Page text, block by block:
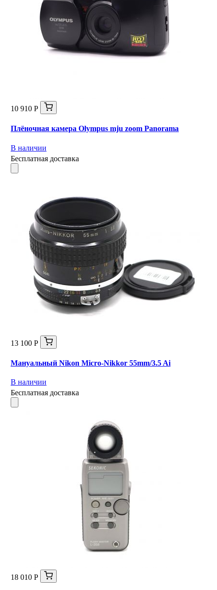
10 910 Р
Плёночная камера Olympus mju zoom Panorama
В наличии
Бесплатная доставка
13 100 Р
Мануальный Nikon Micro-Nikkor 55mm/3.5 Ai
В наличии
Бесплатная доставка
18 010 Р